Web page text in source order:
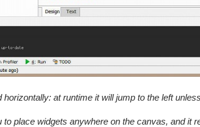
at runtime it will jump to the left
to place widgets anywhere on the canvas, and it